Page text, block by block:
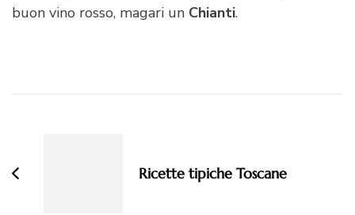
buon vino rosso, magari un Chianti.
Ricette tipiche Toscane